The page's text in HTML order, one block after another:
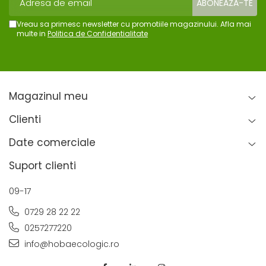
Vreau sa primesc newsletter cu promotiile magazinului. Afla mai
multe in Politica de Confidentialitate
Magazinul meu
Clienti
Date comerciale
Suport clienti
09-17
0729 28 22 22
0257277220
info@hobaecologic.ro